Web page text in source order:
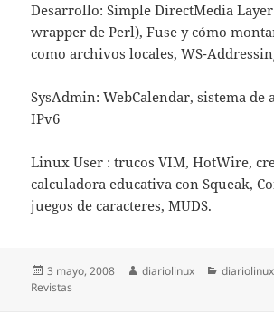
Desarrollo: Simple DirectMedia Layer
wrapper de Perl), Fuse y cómo
como archivos locales, WS-
SysAdmin: WebCalendar, sistema de
IPv6
Linux User : trucos VIM, HotWire,
calculadora educativa con Squeak,
juegos de caracteres, MUDS.
Publicado
el
3 mayo, 2008 Autor
diariolinux diariolinux
Revistas